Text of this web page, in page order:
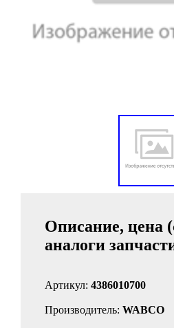
Описание, цена
аналоги
Артикул: 4386010700
Производитель: WABCO